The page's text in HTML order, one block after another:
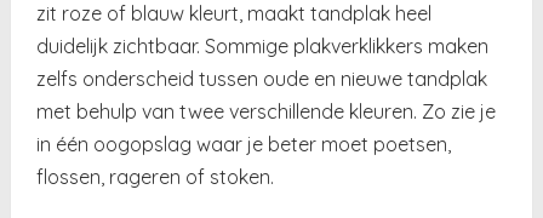
zit roze of blauw kleurt, maakt tandplak heel
duidelijk zichtbaar. Sommige plakverklikkers maken
zelfs onderscheid tussen oude en nieuwe tandplak
met behulp van twee verschillende kleuren. Zo zie je
in één oogopslag waar je beter moet poetsen,
flossen, rageren of stoken.